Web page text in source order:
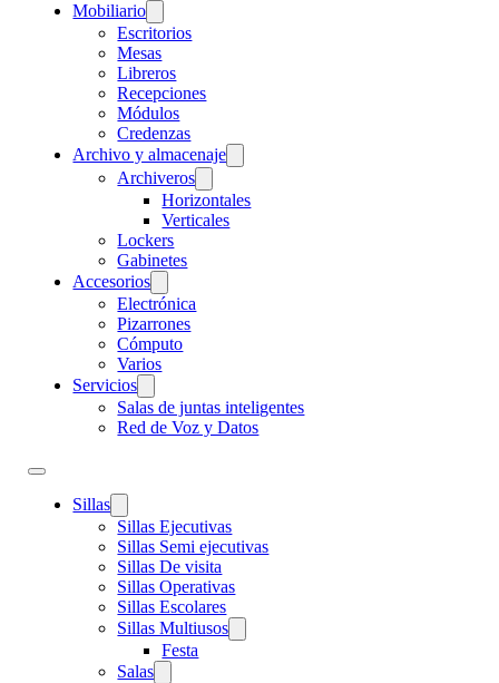
Mobiliario
Escritorios
Mesas
Libreros
Recepciones
Módulos
Credenzas
Archivo y almacenaje
Archiveros
Horizontales
Verticales
Lockers
Gabinetes
Accesorios
Electrónica
Pizarrones
Cómputo
Varios
Servicios
Salas de juntas inteligentes
Red de Voz y Datos
Sillas
Sillas Ejecutivas
Sillas Semi ejecutivas
Sillas De visita
Sillas Operativas
Sillas Escolares
Sillas Multiusos
Festa
Salas